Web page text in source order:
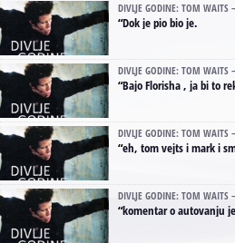
DIVLJE GODINE: TOM
“Dok je pio bio je.
DIVLJE GODINE: TOM
“Bajo Florisha , ja bi to rekao obrnuto:
DIVLJE GODINE: TOM
“eh, tom vejts i mark i smit... ljudi koji bi
DIVLJE GODINE: TOM
“komentar o autovanju je upućen Aci, i